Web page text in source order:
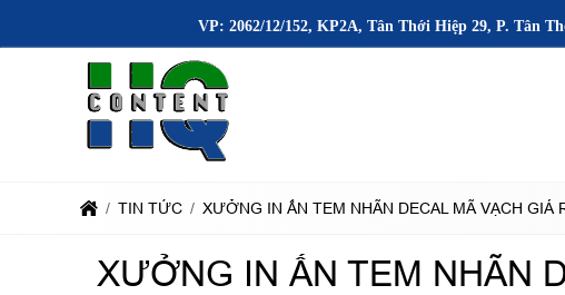
VP: 2062/12/152, KP2A, Tân Thới Hiệp 29, P. Tân
TIN TỨC XƯỞNG IN ẤN TEM NHÃN DECAL MÃ VẠCH GIÁ
XƯỞNG IN ẤN TEM NHÃN